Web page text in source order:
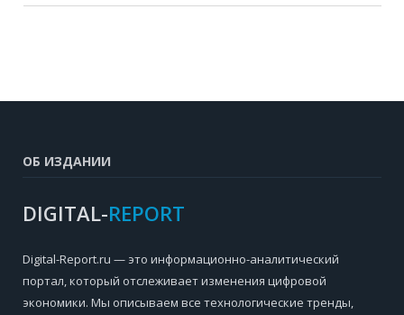
ОБ ИЗДАНИИ
DIGITAL-REPORT
Digital-Report.ru — это информационно-аналитический
портал, который отслеживает изменения цифровой
экономики. Мы описываем все технологические тренды,